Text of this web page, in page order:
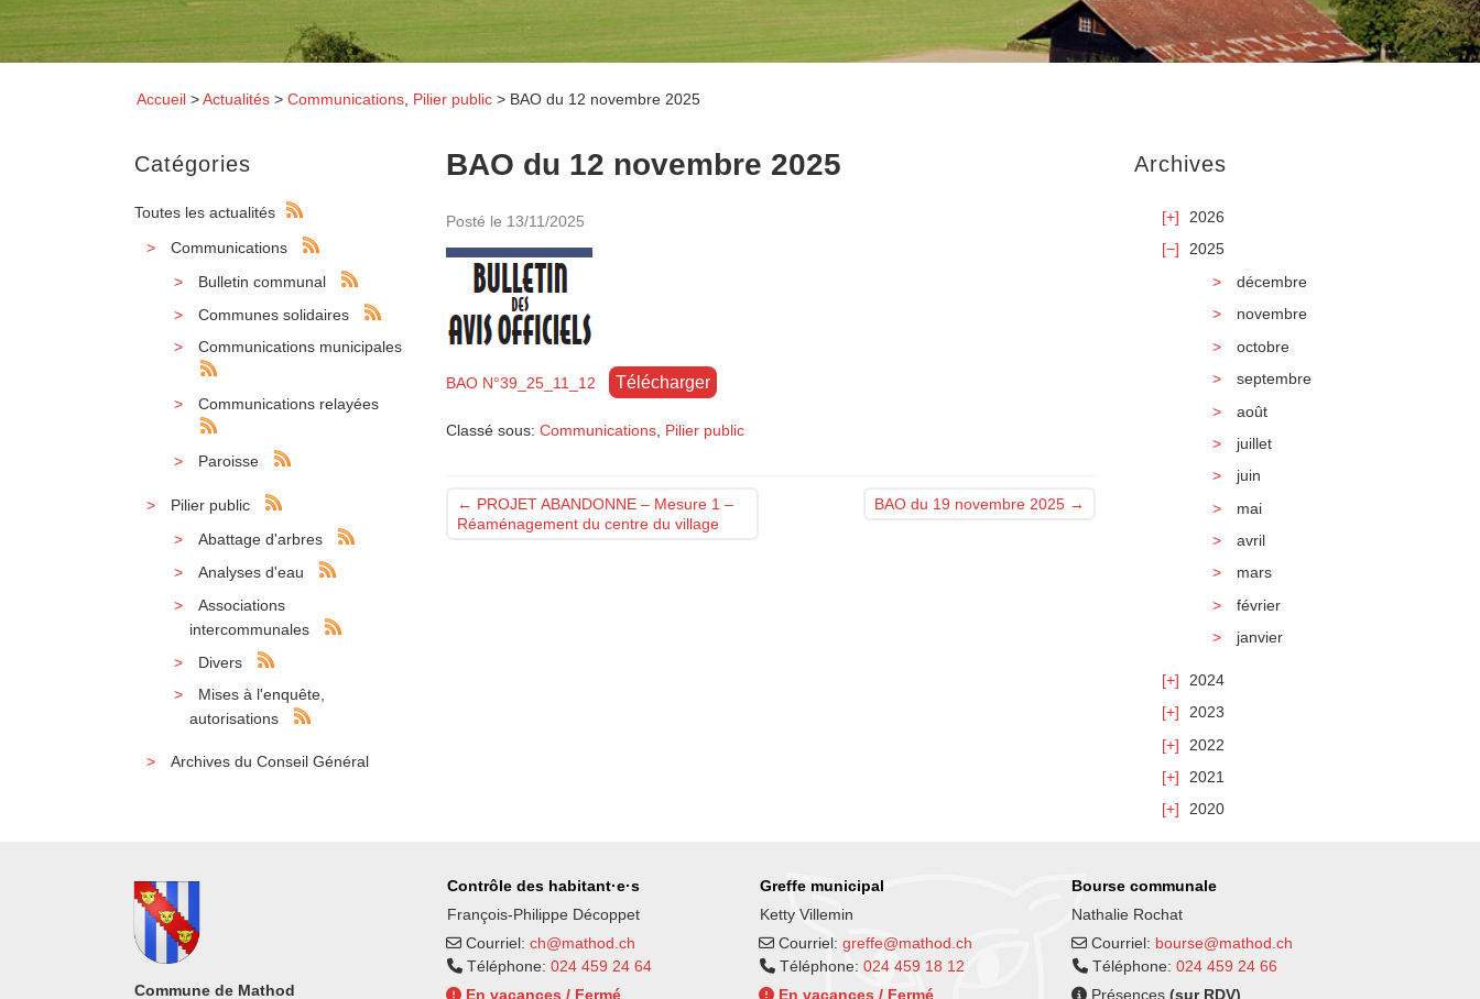
Accueil > Actualités > Communications, Pilier public > BAO du 12 novembre 2025
Catégories
Toutes les actualités
Communications
Bulletin communal
Communes solidaires
Communications municipales
Communications relayées
Paroisse
Pilier public
Abattage d'arbres
Analyses d'eau
Associations
intercommunales
Divers
Mises à l'enquête,
autorisations
Archives du Conseil Général
BAO du 12 novembre 2025
Posté le 13/11/2025
BAO N°39_25_11_12 Télécharger
Classé sous:Communications, Pilier public
← PROJET ABANDONNE – Mesure 1 –
Réaménagement du centre du village
BAO du 19 novembre 2025 →
Archives
2026
2025
décembre
novembre
octobre
septembre
août
juillet
juin
mai
avril
mars
février
janvier
2024
2023
2022
2021
2020
Commune de Mathod
Contrôle des habitant·e·s
François-Philippe Décoppet
Courriel:ch@mathod.ch
Téléphone: 024 459 24 64
En vacances / Fermé
Greffe municipal
Ketty Villemin
Courriel:greffe@mathod.ch
Téléphone: 024 459 18 12
En vacances / Fermé
Bourse communale
Nathalie Rochat
Courriel: bourse@mathod.ch
Téléphone: 024 459 24 66
Présences(sur RDV)